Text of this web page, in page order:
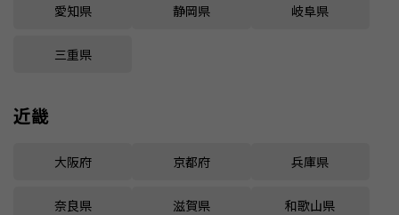
愛知県 静岡県 岐阜県
三重県
近畿
大阪府 京都府 兵庫県
奈良県 滋賀県 和歌山県